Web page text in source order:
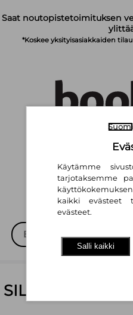
Saat noutopistetoimituksen
*Koskee yksityisasiakkaiden
SILMÄTAUTIEN
Suomi
Käytämme
tarjotaksemme
kaikki evästeet
evästeet.
Salli kaikki